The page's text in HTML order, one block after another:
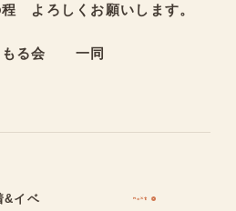
よろしくお願いします。
会 一同
&イベ